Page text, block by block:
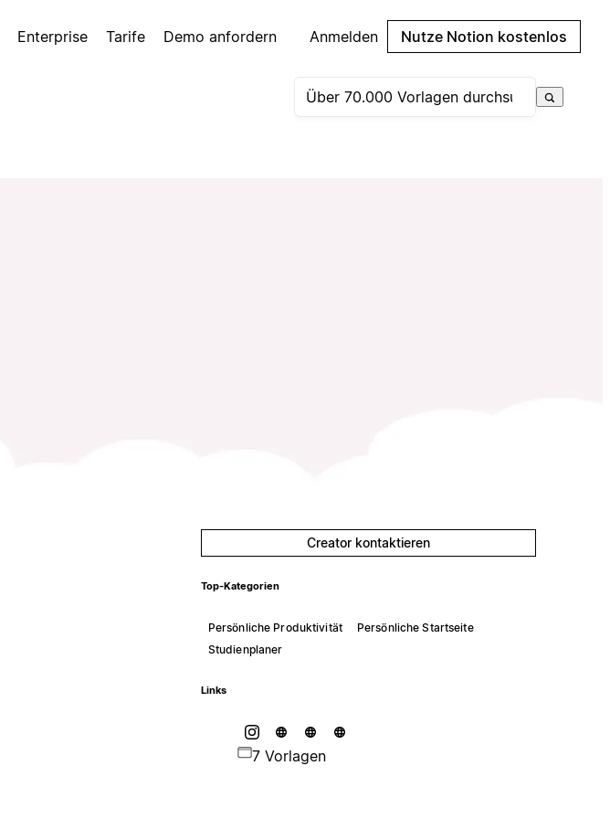
Enterprise Tarife Demo anfordern Anmelden Nutze Notion kostenlos
Creator kontaktieren
Top-Kategorien
Persönliche Produktivität
Persönliche Startseite
Studienplaner
Links
7 Vorlagen